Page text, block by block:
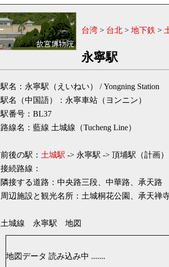
台湾 > 台北 > 地下鉄 >
永寧駅
駅名：永寧駅（えいねい） / Yongning Station
駅名（中国語）：永寧車站（ヨンニン）
駅番号：BL37
路線名：藍線 土城線（Tucheng Line）
前後の駅： 土城駅 -> 永寧駅 -> 頂埔駅（計画）
接続路線：
隣接する道路：中央路三段、中華路、承天路
周辺施設と観光名所：土城桐花公園、承天禅
土城線 永寧駅 地図
地図データ 読み込み中 .......